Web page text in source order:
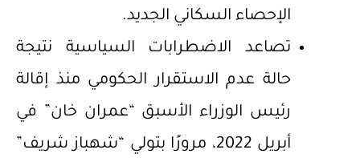
الإحصاء السكاني الجديد.
تصاعد الاضطرابات السياسية نتيجة
حالة عدم الاستقرار الحكومي منذ إقالة
رئيس الوزراء الأسبق “عمران خان” في
أبريل 2022، مرورًا بتولي “شهباز شريف”